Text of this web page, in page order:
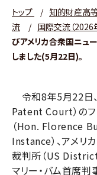
トップ / 知的財産高
流
/ 国際交流（2026
びアメリカ合衆国ニュ
しました(5月22日)。
令和8年5月22日
Patent Court）のフ
（Hon. Florence
Instance）、アメ
裁判所（US
マリー・バム首席